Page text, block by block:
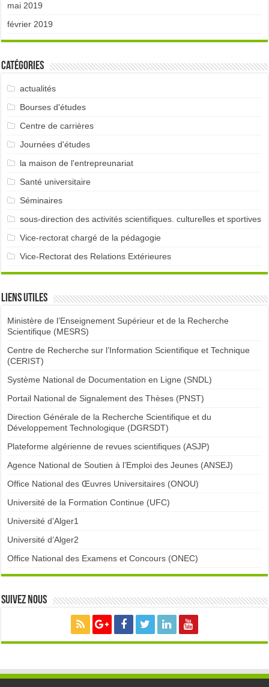
mai 2019
février 2019
Catégories
actualités
Bourses d'études
Centre de carrières
Journées d'études
la maison de l'entrepreunariat
Santé universitaire
Séminaires
sous-direction des activités scientifiques. culturelles et sportives
Vice-rectorat chargé de la pédagogie
Vice-Rectorat des Relations Extérieures
Liens utiles
Ministère de l’Enseignement Supérieur et de la Recherche
Scientifique (MESRS)
Centre de Recherche sur l’Information Scientifique et Technique
(CERIST)
Système National de Documentation en Ligne (SNDL)
Portail National de Signalement des Thèses (PNST)
Direction Générale de la Recherche Scientifique et du
Développement Technologique (DGRSDT)
Plateforme algérienne de revues scientifiques (ASJP)
Agence National de Soutien à l’Emploi des Jeunes (ANSEJ)
Office National des Œuvres Universitaires (ONOU)
Université de la Formation Continue (UFC)
Université d’Alger1
Université d’Alger2
Office National des Examens et Concours (ONEC)
Suivez nous